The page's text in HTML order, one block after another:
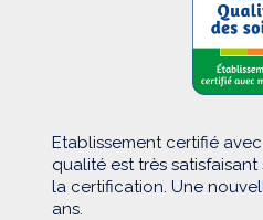
Etablissement certifié
qualité est très
la certification. Une
ans.